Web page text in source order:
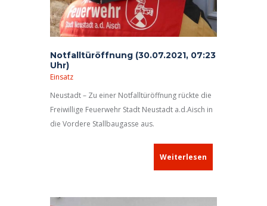
Notfalltüröffnung (30.07.2021, 07:23
Uhr)
Einsatz
Neustadt – Zu einer Notfalltüröffnung rückte die
Freiwillige Feuerwehr Stadt Neustadt a.d.Aisch in
die Vordere Stallbaugasse aus.
Weiterlesen